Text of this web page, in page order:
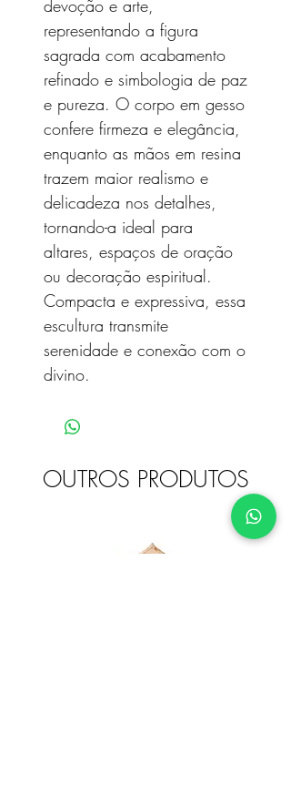
devoção e arte,
representando a figura
sagrada com acabamento
refinado e simbologia de paz
e pureza. O corpo em gesso
confere firmeza e elegância,
enquanto as mãos em resina
trazem maior realismo e
delicadeza nos detalhes,
tornando-a ideal para
altares, espaços de oração
ou decoração espiritual.
Compacta e expressiva, essa
escultura transmite
serenidade e conexão com o
divino.
OUTROS PRODUTOS